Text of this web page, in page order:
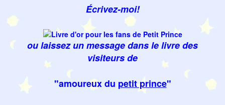
Écrivez-moi!
ou laissez un message dans le livre des
visiteurs de
"amoureux du petit prince"